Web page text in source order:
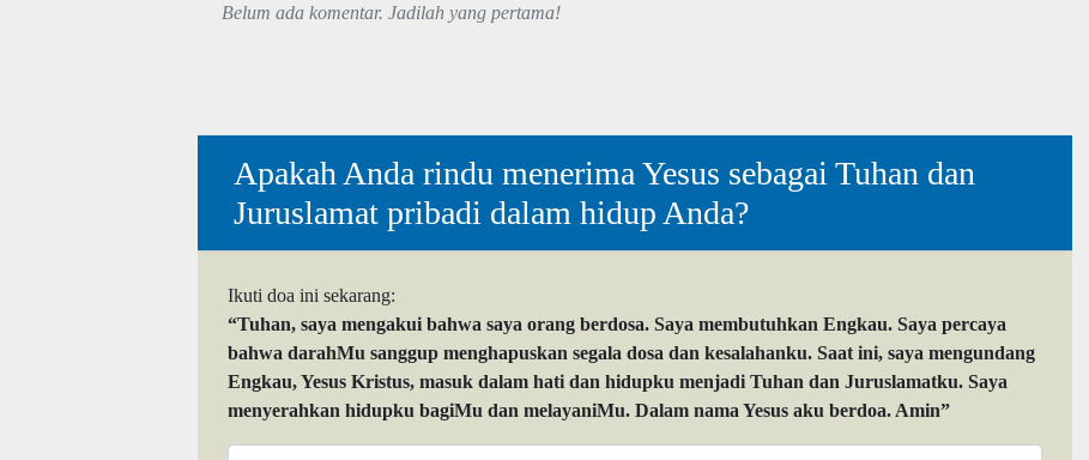
Belum ada komentar. Jadilah yang pertama!
Apakah Anda rindu menerima Yesus sebagai Tuhan dan
Juruslamat pribadi dalam hidup Anda?
Ikuti doa ini sekarang:
“Tuhan, saya mengakui bahwa saya orang berdosa. Saya membutuhkan Engkau. Saya percaya
bahwa darahMu sanggup menghapuskan segala dosa dan kesalahanku. Saat ini, saya mengundang
Engkau, Yesus Kristus, masuk dalam hati dan hidupku menjadi Tuhan dan Juruslamatku. Saya
menyerahkan hidupku bagiMu dan melayaniMu. Dalam nama Yesus aku berdoa. Amin”